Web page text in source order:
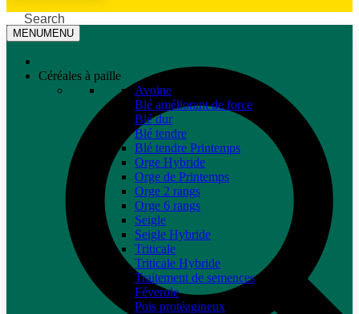
Search
MENUMENU
Céréales à paille
Avoine
Blé améliorant de force
Blé dur
Blé tendre
Blé tendre Printemps
Orge Hybride
Orge de Printemps
Orge 2 rangs
Orge 6 rangs
Seigle
Seigle Hybride
Triticale
Triticale Hybride
Traitement de semences
Féverole
Pois protéagineux